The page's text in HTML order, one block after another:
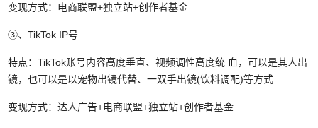
变现方式：电商联盟+独立站+创作者基金
③、TikTok IP号
特点：TikTok账号内容高度垂直、视频调性高度统 血，可以是其人出
镜，也可以是以宠物出镜代替、一双手出镜(饮料调配)等方式
变现方式：达人广告+电商联盟+独立站+创作者基金